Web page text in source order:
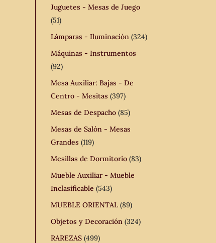
Juguetes - Mesas de Juego
(51)
Lámparas - Iluminación (324)
Máquinas - Instrumentos
(92)
Mesa Auxiliar: Bajas - De
Centro - Mesitas (397)
Mesas de Despacho (85)
Mesas de Salón - Mesas
Grandes (119)
Mesillas de Dormitorio (83)
Mueble Auxiliar - Mueble
Inclasificable (543)
MUEBLE ORIENTAL (89)
Objetos y Decoración (324)
RAREZAS (499)